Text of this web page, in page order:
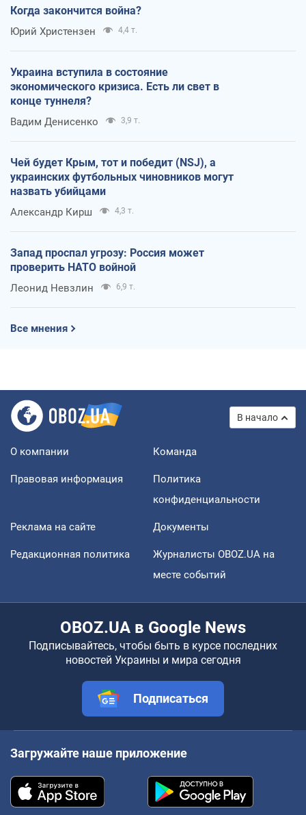
Когда закончится война?
Юрий Христензен 4,4 т.
Украина вступила в состояние
экономического кризиса. Есть ли свет в
конце туннеля?
Вадим Денисенко 3,9 т.
Чей будет Крым, тот и победит (NSJ), а
украинских футбольных чиновников могут
назвать убийцами
Александр Кирш 4,3 т.
Запад проспал угрозу: Россия может
проверить НАТО войной
Леонид Невзлин 6,9 т.
Все мнения
В начало
О компании Команда
Правовая информация
Политика
конфиденциальности
Реклама на сайте Документы
Редакционная политика
Журналисты OBOZ.UA на
месте событий
OBOZ.UA в Google News
Подписывайтесь, чтобы быть в курсе последних
новостей Украины и мира сегодня
Подписаться
Загружайте наше приложение